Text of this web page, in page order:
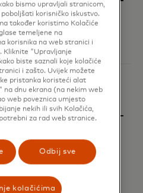
za
bismo upravljali stranicom,
korisničko iskustvo.
također koristimo Kolačiće
temeljene na
korisnika na web stranici i
Kliknite "Upravljanje
biste saznali koje kolačiće
i zašto. Uvijek možete
pristanka koristeći alat
na dnu ekrana (na nekim web
web poveznica umjesto
nekih ili svih Kolačića,
za rad web stranice.
Odbij sve
kolačićima